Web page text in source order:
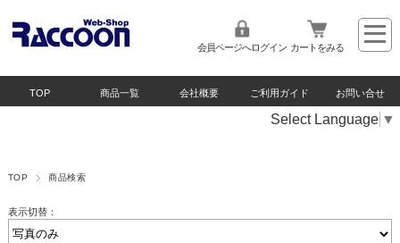
会員ページへログイン カートをみる
TOP 商品一覧 会社概要 ご利用ガイド お問い合せ
Select Language ▼
TOP 商品検索
表示切替：